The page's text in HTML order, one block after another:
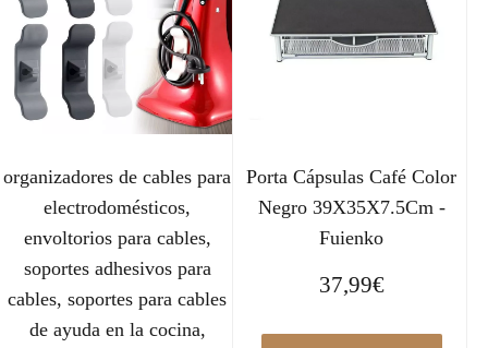
organizadores de cables para
electrodomésticos,
envoltorios para cables,
soportes adhesivos para
cables, soportes para cables
de ayuda en la cocina,
Porta Cápsulas Café Color
Negro 39X35X7.5Cm -
Fuienko
37,99€